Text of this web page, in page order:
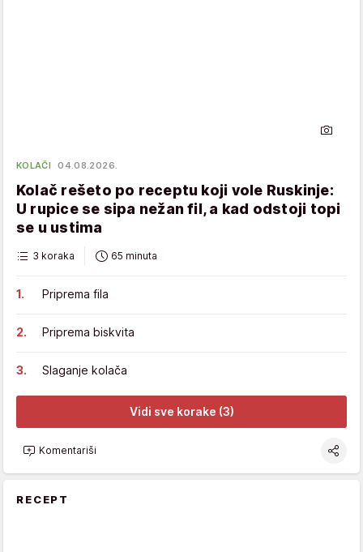
KOLAČI 04.08.2026.
Kolač rešeto po receptu koji vole Ruskinje:
U rupice se sipa nežan fil, a kad odstoji topi
se u ustima
3 koraka 65 minuta
Priprema fila
Priprema biskvita
Slaganje kolača
Vidi sve korake (3)
Komentariši
RECEPT